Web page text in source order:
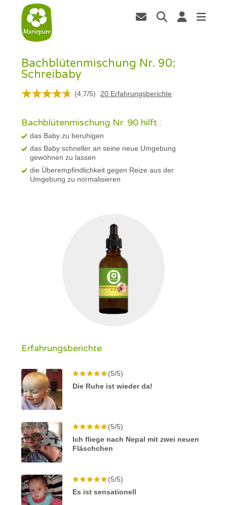
Bachblütenmischung Nr. 90:
Schreibaby
(4,7/5) 20 Erfahrungsberichte
Bachblütenmischung Nr. 90 hilft :
das Baby zu beruhigen
das Baby schneller an seine neue Umgebung
gewöhnen zu lassen
die Überempfindlichkeit gegen Reize aus der
Umgebung zu normalisieren
Erfahrungsberichte
(5/5)
Die Ruhe ist wieder da!
(5/5)
Ich fliege nach Nepal mit zwei neuen
Fläschchen
(5/5)
Es ist sensationell